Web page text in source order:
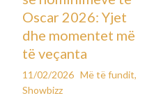
Oscar 2026: Yjet
dhe momentet më
të veçanta
11/02/2026 Më të fundit,
Showbizz